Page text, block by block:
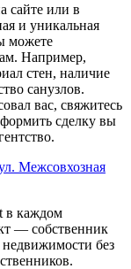
сайте или в
и уникальная
можете
Например,
стен, наличие
санузлов.
вас, свяжитесь
сделку вы
Межсовхозная
в каждом
— собственник
недвижимости без